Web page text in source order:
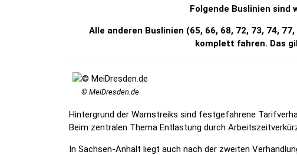
Folgende Buslinien sind
Alle anderen Buslinien (65, 66, 68, 72, 73, 74,
komplett fahren. Das
© MeiDresden.de
Hintergrund der Warnstreiks sind festgefahrene
Beim zentralen Thema Entlastung durch
In Sachsen-Anhalt liegt auch nach der zweiten